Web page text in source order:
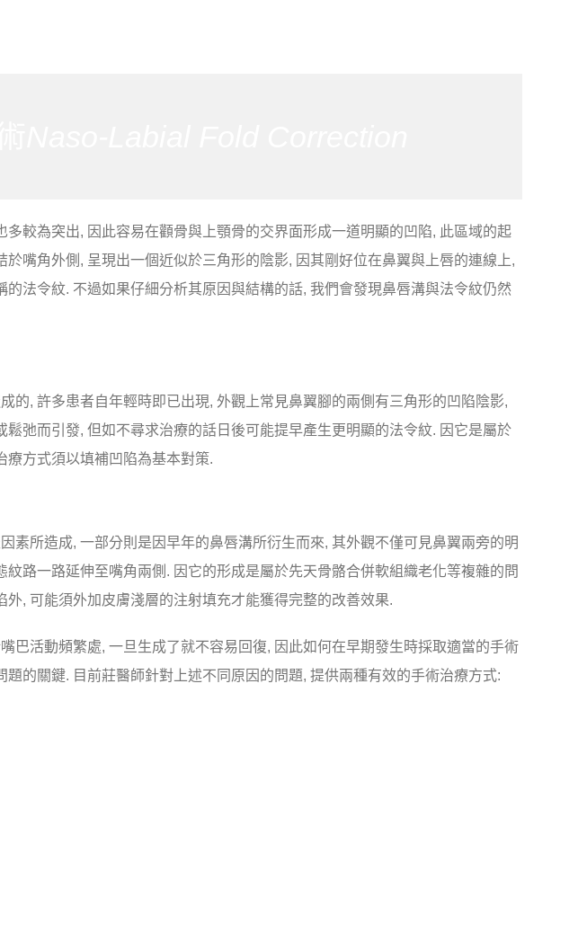
多較為突出, 因此容易在顴骨與上顎骨的交界面形成一道明顯的凹陷, 此區域的起
於嘴角外側, 呈現出一個近似於三角形的陰影, 因其剛好位在鼻翼與上唇的連線上,
的法令紋. 不過如果仔細分析其原因與結構的話, 我們會發現鼻唇溝與法令紋仍然
的, 許多患者自年輕時即已出現, 外觀上常見鼻翼腳的兩側有三角形的凹陷陰影,
鬆弛而引發, 但如不尋求治療的話日後可能提早產生更明顯的法令紋. 因它是屬於
療方式須以填補凹陷為基本對策.
素所造成, 一部分則是因早年的鼻唇溝所衍生而來, 其外觀不僅可見鼻翼兩旁的明
紋路一路延伸至嘴角兩側. 因它的形成是屬於先天骨骼合併軟組織老化等複雜的問
外, 可能須外加皮膚淺層的注射填充才能獲得完整的改善效果.
巴活動頻繁處, 一旦生成了就不容易回復, 因此如何在早期發生時採取適當的手術
題的關鍵. 目前莊醫師針對上述不同原因的問題, 提供兩種有效的手術治療方式: